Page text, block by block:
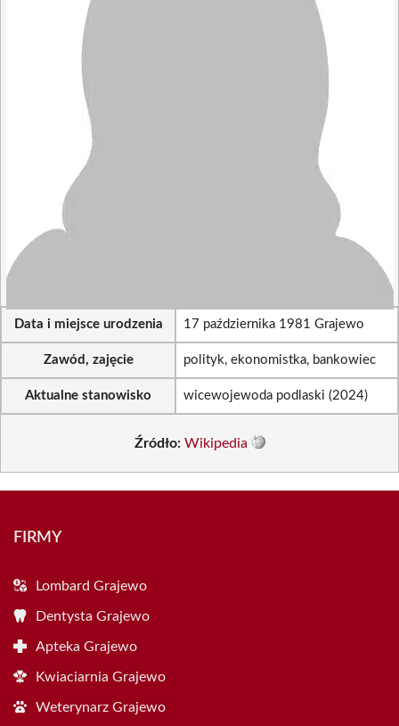
Data i miejsce urodzenia 17 października 1981 Grajewo
Zawód, zajęcie polityk, ekonomistka, bankowiec
Aktualne stanowisko wicewojewoda podlaski (2024)
Źródło: Wikipedia
FIRMY
Lombard Grajewo
Dentysta Grajewo
Apteka Grajewo
Kwiaciarnia Grajewo
Weterynarz Grajewo